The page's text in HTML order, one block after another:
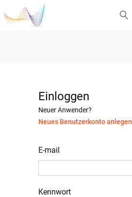
Einloggen
Neuer Anwender?
Neues Benutzerkonto anlegen
E-mail
Kennwort